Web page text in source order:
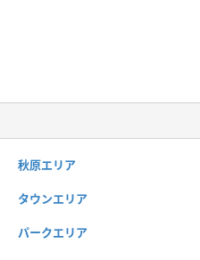
秋原エリア
タウンエリア
パークエリア